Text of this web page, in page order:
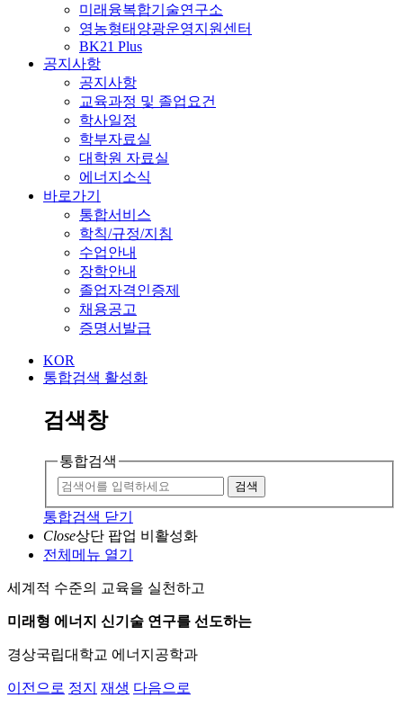
미래융복합기술연구소
영농형태양광운영지원센터
BK21 Plus
공지사항
공지사항
교육과정 및 졸업요건
학사일정
학부자료실
대학원 자료실
에너지소식
바로가기
통합서비스
학칙/규정/지침
수업안내
장학안내
졸업자격인증제
채용공고
증명서발급
KOR
통합검색 활성화
검색창
통합검색
검색
통합검색 닫기
Close상단 팝업 비활성화
전체메뉴 열기
세계적 수준의 교육을 실천하고
미래형 에너지 신기술 연구를 선도하는
경상국립대학교 에너지공학과
이전으로 정지 재생 다음으로